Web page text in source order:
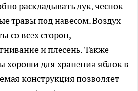
раскладывать лук, чеснок
травы под навесом. Воздух
со всех сторон,
и плесень. Также
хороши для хранения яблок в
конструкция позволяет